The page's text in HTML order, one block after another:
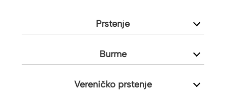
Prstenje
Burme
Vereničko prstenje